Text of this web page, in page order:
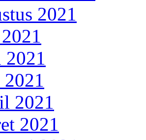
2021
2021
2021
2021